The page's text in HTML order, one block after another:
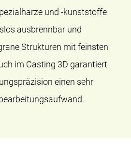
und -kunststoffe
ausbrennbar und
Strukturen mit feinsten
im Casting 3D garantiert
einen sehr